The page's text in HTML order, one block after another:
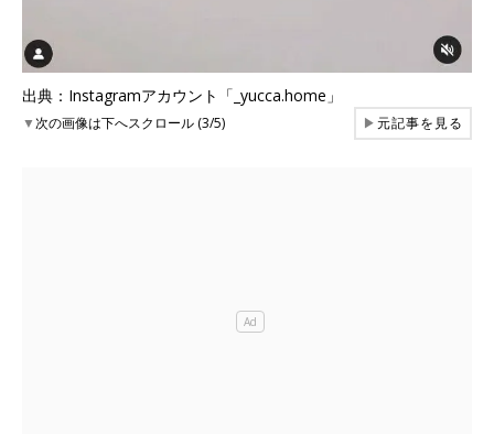
出典：Instagramアカウント「_yucca.home」
▼次の画像は下へスクロール (3/5) ▶元記事を見る